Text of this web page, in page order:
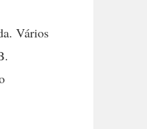
Vários